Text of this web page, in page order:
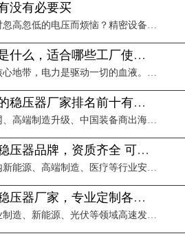
没有必要买
您是否也曾面对忽高忽低的电压而烦恼？精密设备频繁重启，灯光莫名闪烁，甚至昂贵的仪器突然损坏。这些问题背后，往往隐藏着电压不稳的隐患。一个核心问题随之浮 ...
三相稳压器是什么，适合哪些工厂使用？
在工业生产的核心地带，电力是驱动一切的血液。然而，电压不稳、波动频繁却如同血液中的血栓，时刻威胁着设备健康与生产连续性。这时，三相稳压器便扮演了至关重 ...
2026年热门的稳压器厂家排名前十有哪些？最新榜单解读
随着新能源并网、高端制造升级、中国装备商出海进入爆发期，稳压器作为配电系统核心保障设备，靠谱的稳压器厂家直接决定项目运行稳定性，不少采购第一时间都会搜 ...
2026年正规稳压器品牌，资质齐全 可提供检测报告
2026年随着国内新能源、高端制造、医疗等行业安监合规要求持续升级，东南亚、南美等新兴市场出口清关的认证门槛也不断提高，选到资质齐全可提供检测报告的正 ...
2026年优质稳压器厂家，专业定制各型号稳压器
2026年国内工业制造、新能源、光伏等领域高速发展，企业对供电稳定性要求持续提升，找一家靠谱的稳压器厂家、定制适配场景的稳压器产品，成为很多用户解决电 ...
印刷设备用稳压器要重
点看什么
查看详情